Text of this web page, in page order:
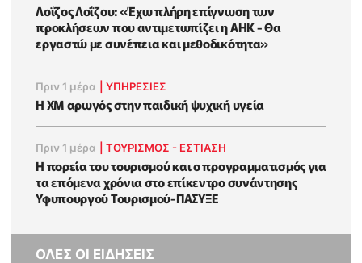
Λοΐζος Λοΐζου: «Έχω πλήρη επίγνωση των
προκλήσεων που αντιμετωπίζει η ΑΗΚ - Θα
εργαστώ με συνέπεια και μεθοδικότητα»
Πριν 1 μέρα |ΥΠΗΡΕΣΙΕΣ
Η XM αρωγός στην παιδική ψυχική υγεία
Πριν 1 μέρα |ΤΟΥΡΙΣΜΟΣ - ΕΣΤΙΑΣΗ
Η πορεία του τουρισμού και ο προγραμματισμός για
τα επόμενα χρόνια στο επίκεντρο συνάντησης
Υφυπουργού Τουρισμού-ΠΑΣΥΞΕ
ΟΛΕΣ ΟΙ ΕΙΔΗΣΕΙΣ